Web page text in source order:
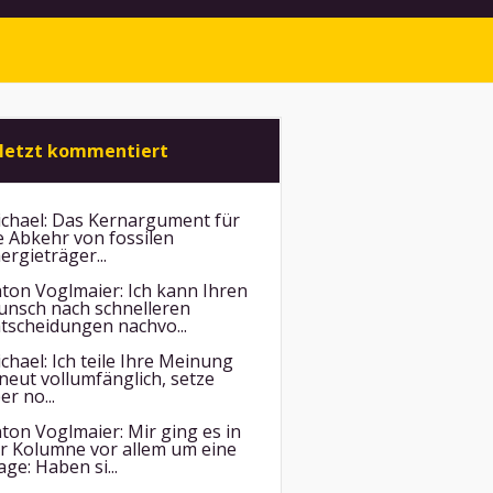
kommentiert
Das Kernargument für
Abkehr von fossilen
Voglmaier: Ich kann Ihren
nach schnelleren
nachvo...
Ich teile Ihre Meinung
vollumfänglich, setze
no...
Voglmaier: Mir ging es in
Kolumne vor allem um eine
Haben si...